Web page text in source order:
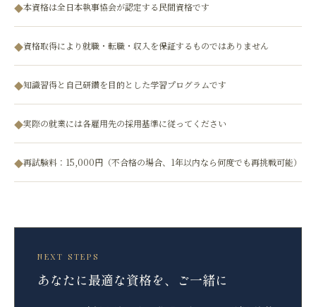
◆本資格は全日本執事協会が認定する民間資格です
◆資格取得により就職・転職・収入を保証するものではありません
◆知識習得と自己研鑽を目的とした学習プログラムです
◆実際の就業には各雇用先の採用基準に従ってください
◆再試験料：15,000円（不合格の場合、1年以内なら何度でも再挑戦可能）
NEXT STEPS
あなたに最適な資格を、ご一緒に